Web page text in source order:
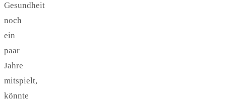
Gesundheit
noch
ein
paar
Jahre
mitspielt,
könnte